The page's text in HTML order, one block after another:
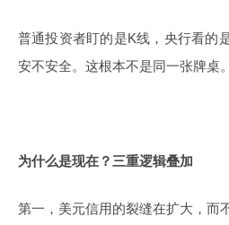
普通投资者盯的是K线，央行看的
安不安全。这根本不是同一张牌桌。
为什么是现在？三重逻辑叠加
第一，美元信用的裂缝在扩大，而